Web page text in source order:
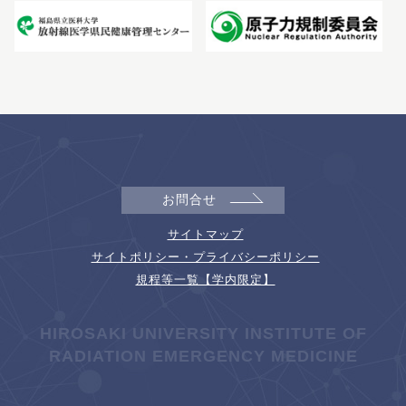
お問合せ
サイトマップ
サイトポリシー・プライバシーポリシー
規程等一覧【学内限定】
HIROSAKI UNIVERSITY INSTITUTE OF
RADIATION EMERGENCY MEDICINE